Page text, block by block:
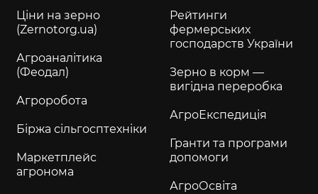
Ціни на зерно
(Zernotorg.ua)
Агроаналітика
(Феодал)
Агроробота
Біржа сільгосптехніки
Маркетплейс
агронома
Рейтинги
фермерських
господарств України
Зерно в корм —
вигідна переробка
АгроЕкспедиція
Гранти та програми
допомоги
АгроОсвіта